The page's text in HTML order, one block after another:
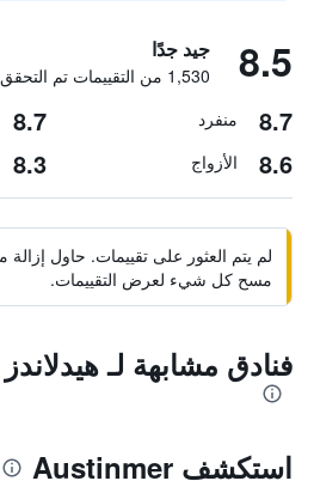
8.5 جيد جدًا
1,530 من التقييمات تم التحقق منها
8.7 منفرد 8.7
8.6 الأزواج 8.3
لم يتم العثور على تقييمات. حاول
مسح كل شيء لعرض التقييمات.
فنادق مشابهة لـ
استكشف Austinmer